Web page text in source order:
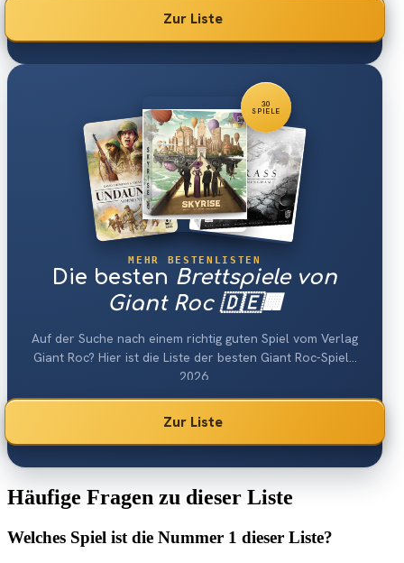
Zur Liste
30
SPIELE
MEHR BESTENLISTEN
Die besten Brettspiele von
Giant Roc 🇩🇪🏢
Auf der Suche nach einem richtig guten Spiel vom Verlag
Giant Roc? Hier ist die Liste der besten Giant Roc-Spiele
2026.
Zur Liste
Häufige Fragen zu dieser Liste
Welches Spiel ist die Nummer 1 dieser Liste?